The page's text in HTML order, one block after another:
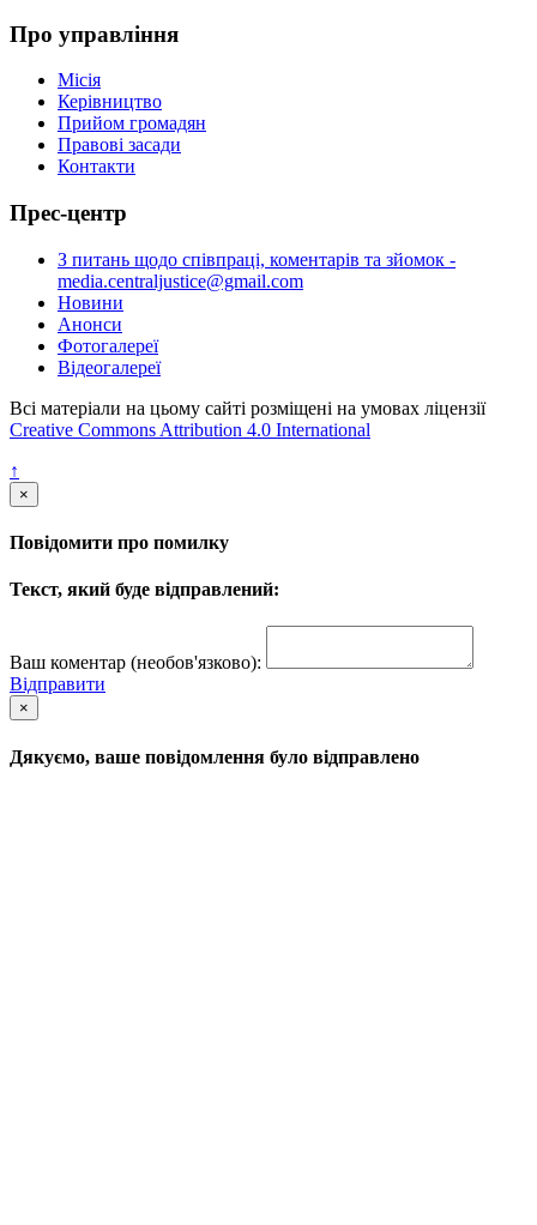
Про управління
Місія
Керівництво
Прийом громадян
Правові засади
Контакти
Прес-центр
З питань щодо співпраці, коментарів та зйомок -
media.centraljustice@gmail.com
Новини
Анонси
Фотогалереї
Відеогалереї
Всі матеріали на цьому сайті розміщені на умовах ліцензії
Creative Commons Attribution 4.0 International
↑
×
Повідомити про помилку
Текст, який буде відправлений:
Ваш коментар (необов'язково):
Відправити
×
Дякуємо, ваше повідомлення було відправлено